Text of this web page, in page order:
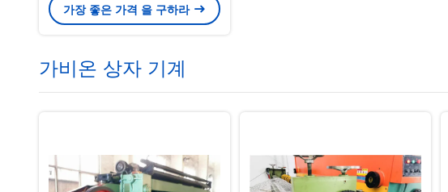
가장 좋은 가격 을 구하라
가비온 상자 기계